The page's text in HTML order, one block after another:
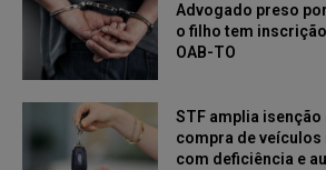
Advogado preso
o filho tem
OAB-TO
STF amplia isenção
compra de veículos
com deficiência e